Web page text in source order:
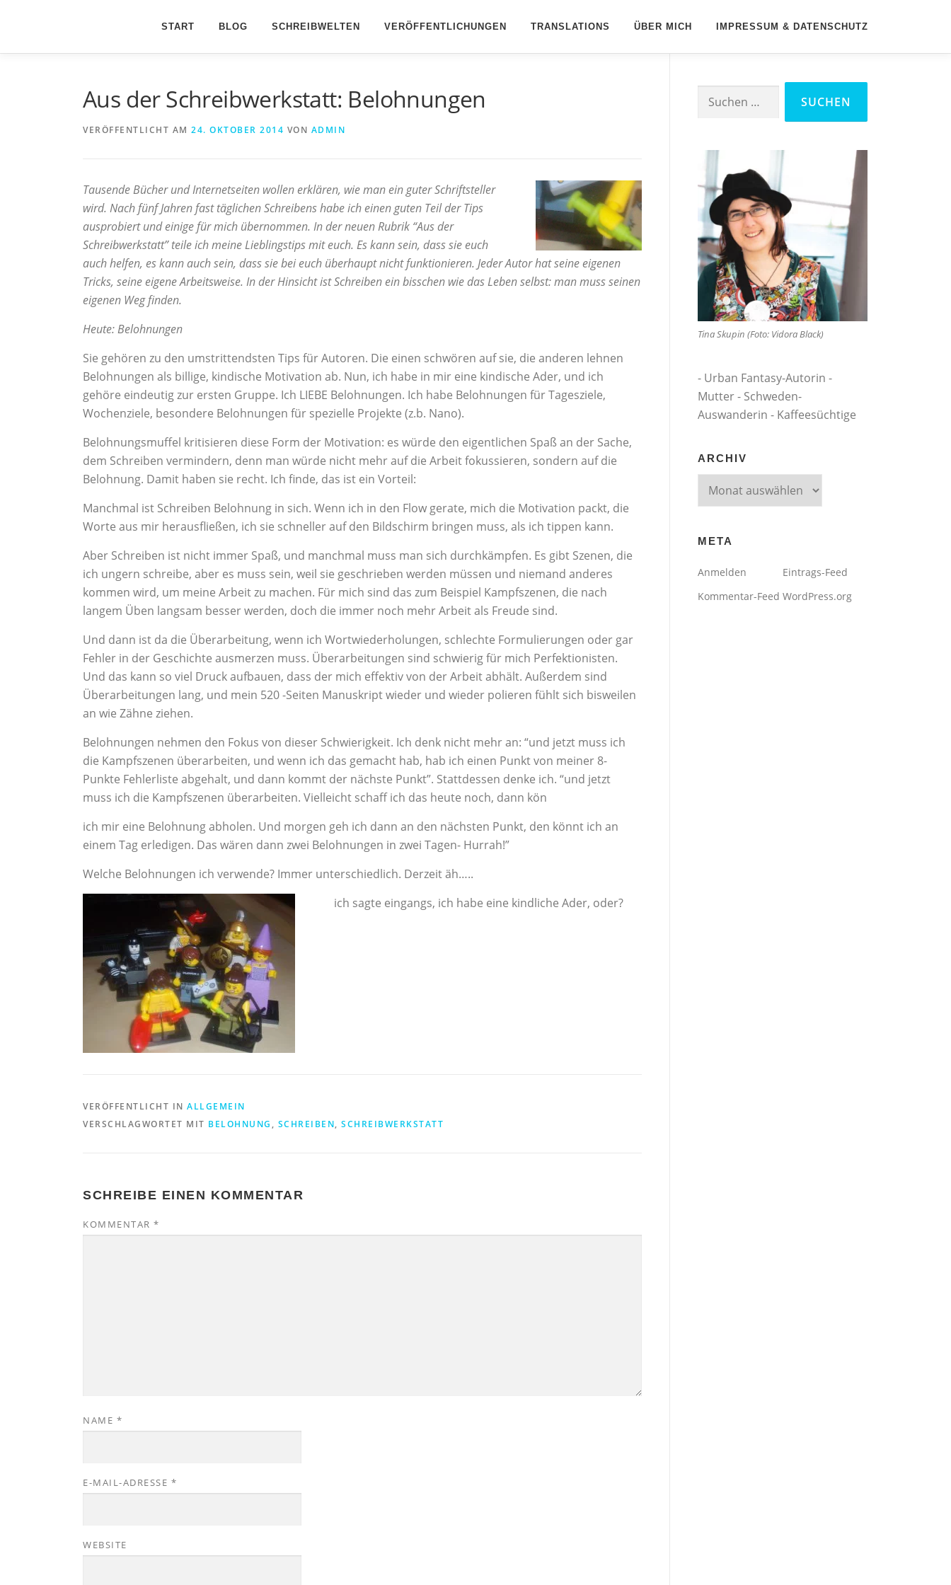
START BLOG SCHREIBWELTEN VERÖFFENTLICHUNGEN TRANSLATIONS ÜBER MICH IMPRESSUM & DATENSCHUTZ
Aus der Schreibwerkstatt: Belohnungen
VERÖFFENTLICHT AM 24. OKTOBER 2014 VON ADMIN
Tausende Bücher und Internetseiten wollen erklären, wie man ein guter Schriftsteller
wird. Nach fünf Jahren fast täglichen Schreibens habe ich einen guten Teil der Tips
ausprobiert und einige für mich übernommen. In der neuen Rubrik “Aus der
Schreibwerkstatt” teile ich meine Lieblingstips mit euch. Es kann sein, dass sie euch
auch helfen, es kann auch sein, dass sie bei euch überhaupt nicht funktionieren. Jeder Autor hat seine eigenen
Tricks, seine eigene Arbeitsweise. In der Hinsicht ist Schreiben ein bisschen wie das Leben selbst: man muss seinen
eigenen Weg finden.
Heute: Belohnungen
Sie gehören zu den umstrittendsten Tips für Autoren. Die einen schwören auf sie, die anderen lehnen
Belohnungen als billige, kindische Motivation ab. Nun, ich habe in mir eine kindische Ader, und ich
gehöre eindeutig zur ersten Gruppe. Ich LIEBE Belohnungen. Ich habe Belohnungen für Tagesziele,
Wochenziele, besondere Belohnungen für spezielle Projekte (z.b. Nano).
Belohnungsmuffel kritisieren diese Form der Motivation: es würde den eigentlichen Spaß an der Sache,
dem Schreiben vermindern, denn man würde nicht mehr auf die Arbeit fokussieren, sondern auf die
Belohnung. Damit haben sie recht. Ich finde, das ist ein Vorteil:
Manchmal ist Schreiben Belohnung in sich. Wenn ich in den Flow gerate, mich die Motivation packt, die
Worte aus mir herausfließen, ich sie schneller auf den Bildschirm bringen muss, als ich tippen kann.
Aber Schreiben ist nicht immer Spaß, und manchmal muss man sich durchkämpfen. Es gibt Szenen, die
ich ungern schreibe, aber es muss sein, weil sie geschrieben werden müssen und niemand anderes
kommen wird, um meine Arbeit zu machen. Für mich sind das zum Beispiel Kampfszenen, die nach
langem Üben langsam besser werden, doch die immer noch mehr Arbeit als Freude sind.
Und dann ist da die Überarbeitung, wenn ich Wortwiederholungen, schlechte Formulierungen oder gar
Fehler in der Geschichte ausmerzen muss. Überarbeitungen sind schwierig für mich Perfektionisten.
Und das kann so viel Druck aufbauen, dass der mich effektiv von der Arbeit abhält. Außerdem sind
Überarbeitungen lang, und mein 520 -Seiten Manuskript wieder und wieder polieren fühlt sich bisweilen
an wie Zähne ziehen.
Belohnungen nehmen den Fokus von dieser Schwierigkeit. Ich denk nicht mehr an: “und jetzt muss ich
die Kampfszenen überarbeiten, und wenn ich das gemacht hab, hab ich einen Punkt von meiner 8-
Punkte Fehlerliste abgehalt, und dann kommt der nächste Punkt”. Stattdessen denke ich. “und jetzt
muss ich die Kampfszenen überarbeiten. Vielleicht schaff ich das heute noch, dann kön
ich mir eine Belohnung abholen. Und morgen geh ich dann an den nächsten Punkt, den könnt ich an
einem Tag erledigen. Das wären dann zwei Belohnungen in zwei Tagen- Hurrah!”
Welche Belohnungen ich verwende? Immer unterschiedlich. Derzeit äh…..
ich sagte eingangs, ich habe eine kindliche Ader, oder?
VERÖFFENTLICHT IN ALLGEMEIN
VERSCHLAGWORTET MIT BELOHNUNG , SCHREIBEN, SCHREIBWERKSTATT
SCHREIBE EINEN KOMMENTAR
KOMMENTAR *
NAME *
E-MAIL-ADRESSE *
WEBSITE
Suchen
Tina Skupin (Foto: Vidora Black)
- Urban Fantasy-Autorin -
Mutter - Schweden-
Auswanderin - Kaffeesüchtige
ARCHIV
Archiv
META
Anmelden
Eintrags-Feed
Kommentar-Feed WordPress.org